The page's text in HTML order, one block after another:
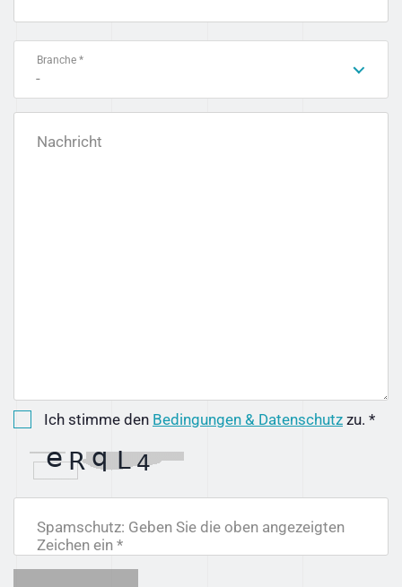
Branche *
-
Nachricht
Ich stimme den Bedingungen & Datenschutz zu. *
Spamschutz: Geben Sie die oben angezeigten
Zeichen ein *